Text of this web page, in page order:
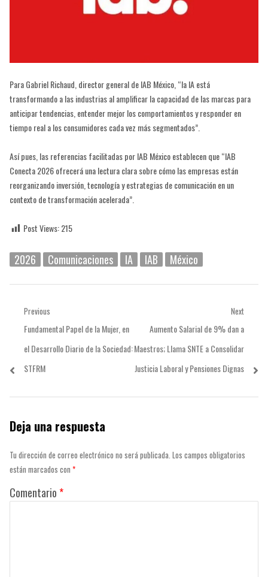
Para Gabriel Richaud, director general de IAB México, “la IA está
transformando a las industrias al amplificar la capacidad de las marcas para
anticipar tendencias, entender mejor los comportamientos y responder en
tiempo real a los consumidores cada vez más segmentados”.
Así pues, las referencias facilitadas por IAB México establecen que “IAB
Conecta 2026 ofrecerá una lectura clara sobre cómo las empresas están
reorganizando inversión, tecnología y estrategias de comunicación en un
contexto de transformación acelerada”.
Post Views: 215
2026 Comunicaciones IA IAB México
Navegación
entradas
Previous
Previous
post:
Fundamental Papel de la Mujer, en
el Desarrollo Diario de la Sociedad:
STFRM
Next
Next
post:
Aumento Salarial de 9% dan a
Maestros; Llama SNTE a Consolidar
Justicia Laboral y Pensiones Dignas
Deja una respuesta
Tu dirección de correo electrónico no será publicada. Los campos obligatorios
están marcados con *
Comentario *